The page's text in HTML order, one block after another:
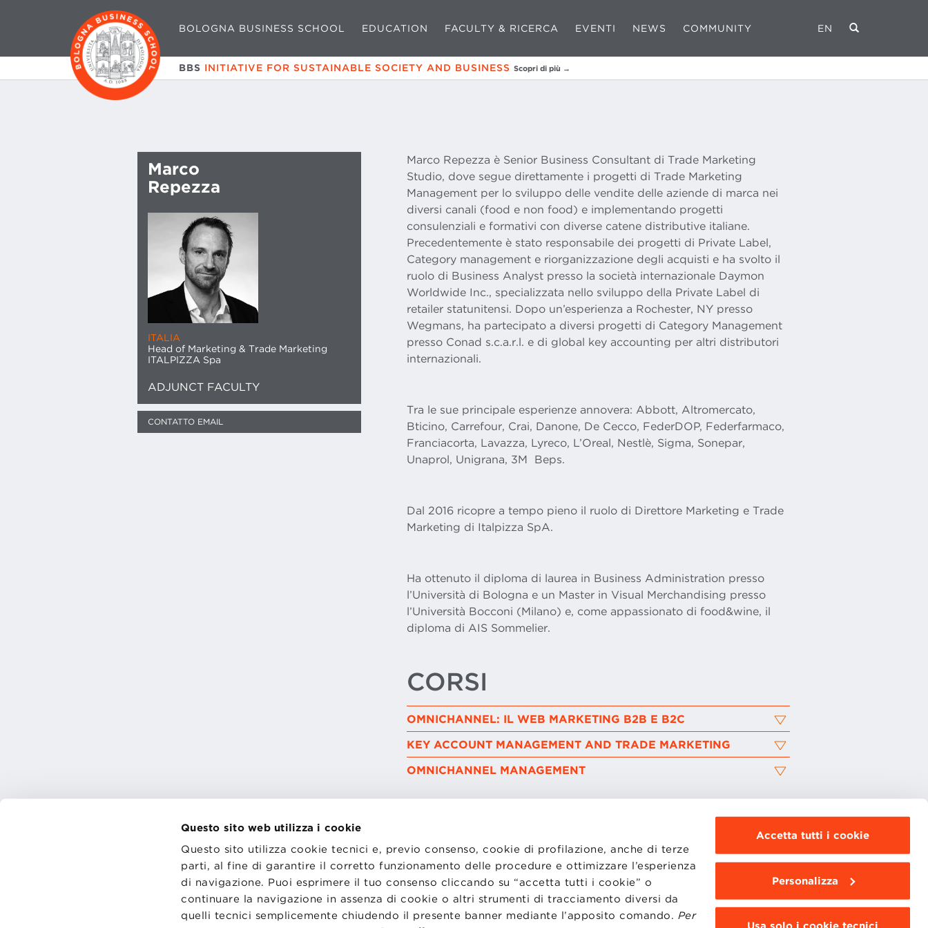
Questo sito web utilizza i cookie
Questo sito utilizza cookie tecnici e, previo consenso, cookie di profilazione, anche di terze
parti, al fine di garantire il corretto funzionamento delle procedure e ottimizzare l’esperienza
di navigazione. Puoi esprimere il tuo consenso cliccando su “accetta tutti i cookie” o
continuare la navigazione in assenza di cookie o altri strumenti di tracciamento diversi da
quelli tecnici semplicemente chiudendo il presente banner mediante l’apposito comando. Per
Accetta tutti i cookie
Personalizza
BOLOGNA BUSINESS SCHOOL EDUCATION FACULTY & RICERCA EVENTI NEWS COMMUNITY EN
BBS INITIATIVE FOR SUSTAINABLE SOCIETY AND BUSINESS Scopri di più →
Marco
Repezza
ITALIA
Head of Marketing & Trade Marketing
ITALPIZZA Spa
ADJUNCT FACULTY
CONTATTO EMAIL
Marco Repezza è Senior Business Consultant di Trade Marketing
Studio, dove segue direttamente i progetti di Trade Marketing
Management per lo sviluppo delle vendite delle aziende di marca nei
diversi canali (food e non food) e implementando progetti
consulenziali e formativi con diverse catene distributive italiane.
Precedentemente è stato responsabile dei progetti di Private Label,
Category management e riorganizzazione degli acquisti e ha svolto il
ruolo di Business Analyst presso la società internazionale Daymon
Worldwide Inc., specializzata nello sviluppo della Private Label di
retailer statunitensi. Dopo un’esperienza a Rochester, NY presso
Wegmans, ha partecipato a diversi progetti di Category Management
presso Conad s.c.a.r.l. e di global key accounting per altri distributori
internazionali.
Tra le sue principale esperienze annovera: Abbott, Altromercato,
Bticino, Carrefour, Crai, Danone, De Cecco, FederDOP, Federfarmaco,
Franciacorta, Lavazza, Lyreco, L’Oreal, Nestlè, Sigma, Sonepar,
Unaprol, Unigrana, 3M Beps.
Dal 2016 ricopre a tempo pieno il ruolo di Direttore Marketing e Trade
Marketing di Italpizza SpA.
Ha ottenuto il diploma di laurea in Business Administration presso
l’Università di Bologna e un Master in Visual Merchandising presso
l’Università Bocconi (Milano) e, come appassionato di food&wine, il
diploma di AIS Sommelier.
CORSI
OMNICHANNEL: IL WEB MARKETING B2B E B2C
KEY ACCOUNT MANAGEMENT AND TRADE MARKETING
OMNICHANNEL MANAGEMENT
CONTATTI
TRASPARENZA
PRIVACY
PREFERENZE COOKIE
LAVORA CON NOI
STATUTO
WHISTLEBLOWING
WEBMAIL
BBS COMMUNITY PORTAL
PRESS